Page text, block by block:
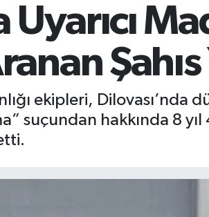
Uyarıcı
Şahıs
ekipleri, Dilovası’nda
suçundan hakkında 8